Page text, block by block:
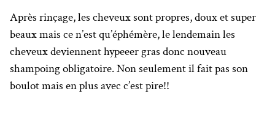
Après rinçage, les cheveux sont propres, doux et super
beaux mais ce n’est qu’éphémère, le lendemain les
cheveux deviennent hypeeer gras donc nouveau
shampoing obligatoire. Non seulement il fait pas son
boulot mais en plus avec c’est pire!!